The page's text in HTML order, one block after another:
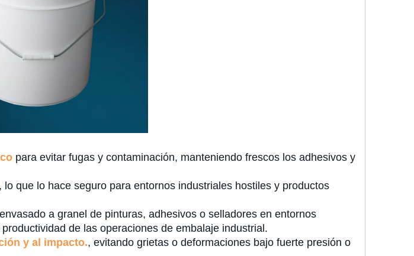
para evitar fugas y contaminación, manteniendo frescos los adhesivos y
, lo que lo hace seguro para entornos industriales hostiles y productos
a granel de pinturas, adhesivos o selladores en entornos
de las operaciones de embalaje industrial.
y al impacto., evitando grietas o deformaciones bajo fuerte presión o